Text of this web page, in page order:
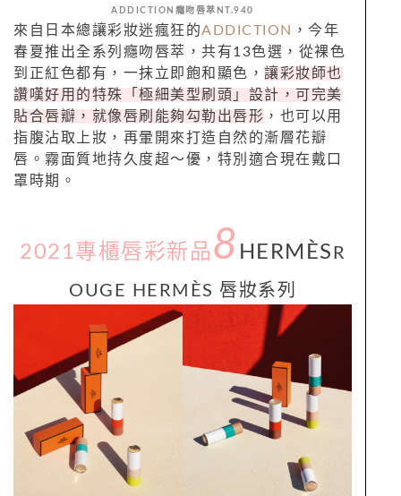
ADDICTION癮吻唇萃NT.940
來自日本總讓彩妝迷瘋狂的ADDICTION
，今年
春夏推出全系列癮吻唇萃，共有13色選，從裸色
到正紅色都有，一抹立即飽和顯色， 讓彩妝師也
讚嘆好用的特殊「極細美型刷頭」設計，可完美
貼合唇瓣，就像唇刷能夠勾勒出唇形 ，也可以用
指腹沾取上妝，再暈開來打造自然的漸層花瓣
唇。霧面質地持久度超～優，特別適合現在戴口
罩時期。
2021專櫃唇彩新品 8 HERMÈS R
OUGE HERMÈS 唇 妝系列